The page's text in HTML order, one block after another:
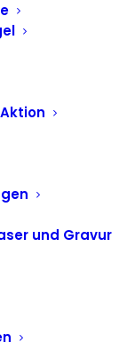
und Gravur
BALLON DOME